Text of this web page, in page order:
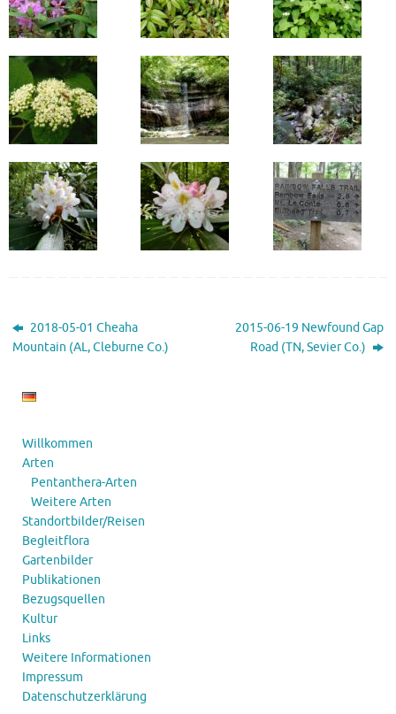
2018-05-01 Cheaha
Mountain (AL, Cleburne Co.)
2015-06-19 Newfound Gap
Road (TN, Sevier Co.)
Willkommen
Arten
Pentanthera-Arten
Weitere Arten
Standortbilder/Reisen
Begleitflora
Gartenbilder
Publikationen
Bezugsquellen
Kultur
Links
Weitere Informationen
Impressum
Datenschutzerklärung